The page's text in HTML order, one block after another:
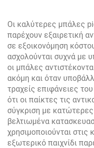
Οι καλύτερες μπάλες
παρέχουν εξαιρετική
σε εξοικονόμηση
ασχολούνται συχνά με
οι μπάλες
ακόμη και όταν
τραχείς επιφάνειες
ότι οι παίκτες τις
σύγκριση με
βελτιωμένα
χρησιμοποιούνται
εξωτερικό παιχνίδι